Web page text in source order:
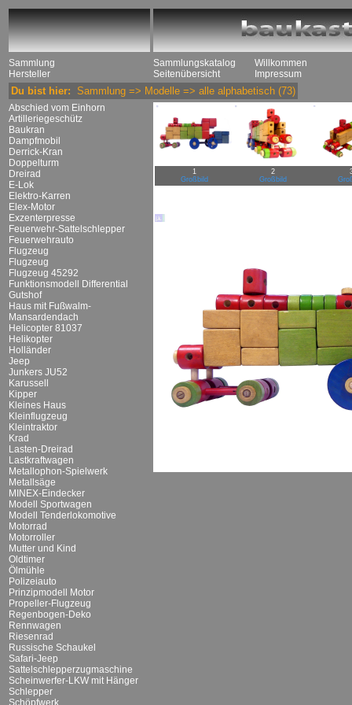
Sammlung
Hersteller
Sammlungskatalog
Seitenübersicht
Willkommen
Impressum
Du bist hier: Sammlung => Modelle => alle alphabetisch (73)
Abschied vom Einhorn
Artilleriegeschütz
Baukran
Dampfmobil
Derrick-Kran
Doppelturm
Dreirad
E-Lok
Elektro-Karren
Elex-Motor
Exzenterpresse
Feuerwehr-Sattelschlepper
Feuerwehrauto
Flugzeug
Flugzeug
Flugzeug 45292
Funktionsmodell Differential
Gutshof
Haus mit Fußwalm-
Mansardendach
Helicopter 81037
Helikopter
Holländer
Jeep
Junkers JU52
Karussell
Kipper
Kleines Haus
Kleinflugzeug
Kleintraktor
Krad
Lasten-Dreirad
Lastkraftwagen
Metallophon-Spielwerk
Metallsäge
MINEX-Eindecker
Modell Sportwagen
Modell Tenderlokomotive
Motorrad
Motorroller
Mutter und Kind
Oldtimer
Ölmühle
Polizeiauto
Prinzipmodell Motor
Propeller-Flugzeug
Regenbogen-Deko
Rennwagen
Riesenrad
Russische Schaukel
Safari-Jeep
Sattelschlepperzugmaschine
Scheinwerfer-LKW mit Hänger
Schlepper
Schöpfwerk
1
Großbild
2
Großbild